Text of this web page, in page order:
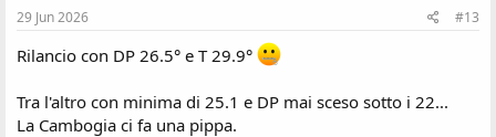
29 Jun 2026 #13
Rilancio con DP 26.5° e T 29.9°
Tra l'altro con minima di 25.1 e DP mai sceso sotto i 22...
La Cambogia ci fa una pippa.